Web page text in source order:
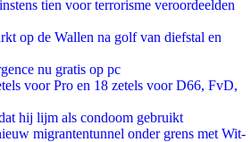
tien voor terrorisme veroordeelden
op de Wallen na golf van diefstal en
nu gratis op pc
voor Pro en 18 zetels voor D66, FvD,
hij lijm als condoom gebruikt
migrantentunnel onder grens met Wit-